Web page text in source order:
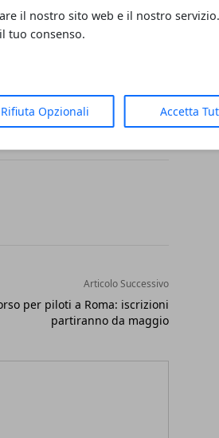
il nostro sito web e il nostro
tuo consenso.
Rifiuta Opzionali Accetta
per una febbre
in Nigeria. Subito
prevede l'invio del
Articolo Successivo
per piloti a Roma: iscrizioni
partiranno da maggio